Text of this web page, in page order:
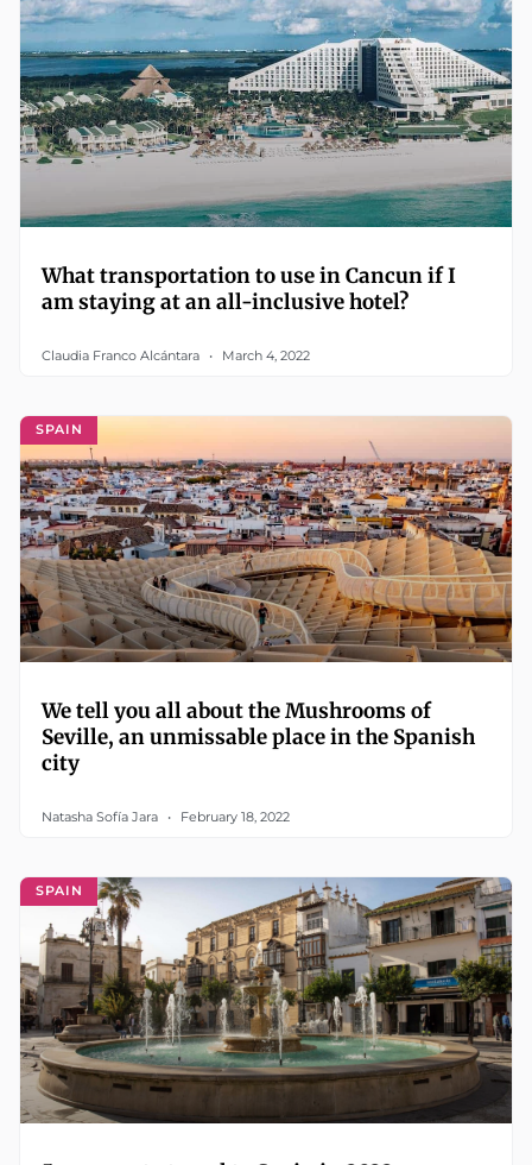
What transportation to use in Cancun if I
am staying at an all-inclusive hotel?
Claudia Franco Alcántara March 4, 2022
SPAIN
We tell you all about the Mushrooms of
Seville, an unmissable place in the Spanish
city
Natasha Sofía Jara February 18, 2022
SPAIN